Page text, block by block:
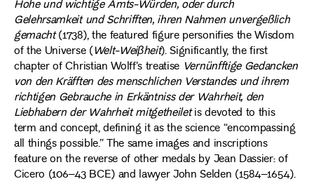
Hohe und wichtige Amts-Würden, oder durch
Gelehrsamkeit und Schrifften, ihren Nahmen unvergeßlich
gemacht(1738), the featured figure personifies the Wisdom
of the Universe (Welt-Weiβheit). Significantly, the first
chapter of Christian Wolff’s treatise Vernünfftige Gedancken
von den Kräfften des menschlichen Verstandes und ihrem
richtigen Gebrauche in Erkäntniss der Wahrheit, den
Liebhabern der Wahrheit mitgetheiletis devoted to this
term and concept, defining it as the science “encompassing
all things possible.” The same images and inscriptions
feature on the reverse of other medals by Jean Dassier: of
Cicero (106–43 BCE) and lawyer John Selden (1584–1654).